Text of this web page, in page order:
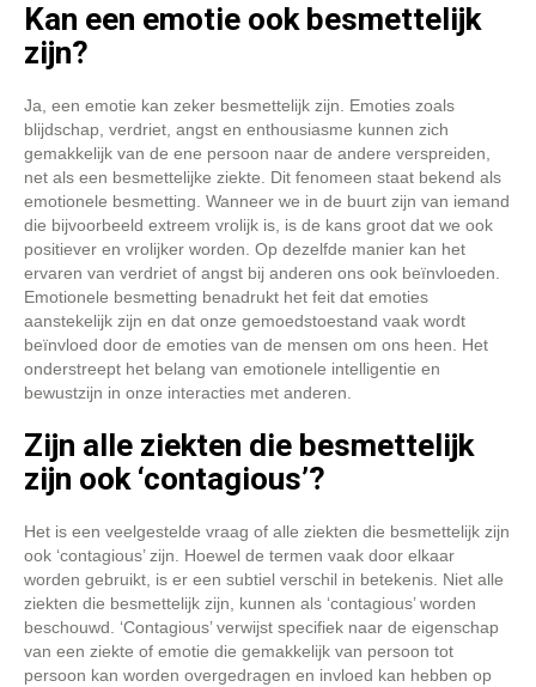
Kan een emotie ook besmettelijk
zijn?
Ja, een emotie kan zeker besmettelijk zijn. Emoties zoals
blijdschap, verdriet, angst en enthousiasme kunnen zich
gemakkelijk van de ene persoon naar de andere verspreiden,
net als een besmettelijke ziekte. Dit fenomeen staat bekend als
emotionele besmetting. Wanneer we in de buurt zijn van iemand
die bijvoorbeeld extreem vrolijk is, is de kans groot dat we ook
positiever en vrolijker worden. Op dezelfde manier kan het
ervaren van verdriet of angst bij anderen ons ook beïnvloeden.
Emotionele besmetting benadrukt het feit dat emoties
aanstekelijk zijn en dat onze gemoedstoestand vaak wordt
beïnvloed door de emoties van de mensen om ons heen. Het
onderstreept het belang van emotionele intelligentie en
bewustzijn in onze interacties met anderen.
Zijn alle ziekten die besmettelijk
zijn ook ‘contagious’?
Het is een veelgestelde vraag of alle ziekten die besmettelijk zijn
ook ‘contagious’ zijn. Hoewel de termen vaak door elkaar
worden gebruikt, is er een subtiel verschil in betekenis. Niet alle
ziekten die besmettelijk zijn, kunnen als ‘contagious’ worden
beschouwd. ‘Contagious’ verwijst specifiek naar de eigenschap
van een ziekte of emotie die gemakkelijk van persoon tot
persoon kan worden overgedragen en invloed kan hebben op